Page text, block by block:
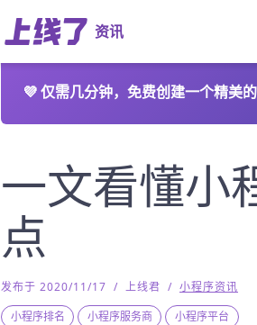
资讯
💜仅需几分钟，免费创建一个精美
一文看懂小
点
发布于 2020/11/17 / 上线君 / 小程序资讯
小程序排名
小程序服务商 小程序平台